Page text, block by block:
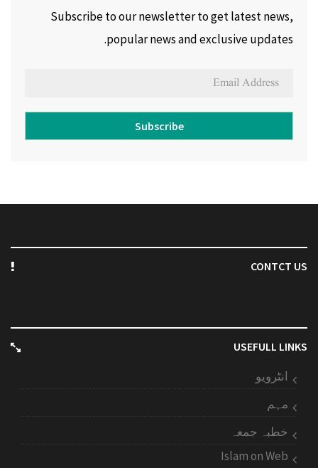
Subscribe to our newsletter to get latest news,
popular news and exclusive updates.
Subscribe
CONTCT US
USEFULL LINKS
انٹرویو
مہم
خطبہ جمعہ
Islam on Web